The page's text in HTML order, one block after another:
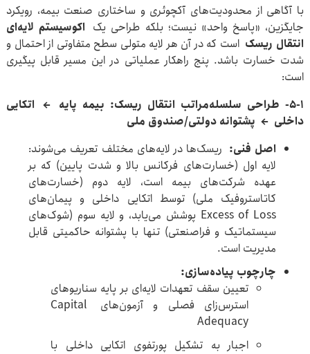
با آگاهی از محدودیت‌های آکچوئری و ساختاری صنعت بیمه، رویکرد
جایگزین، «پاسخ واحد» نیست؛ بلکه طراحی یک اکوسیستم لایه‌ای
انتقال ریسک است که در آن هر لایه متولی سطح متفاوتی از احتمال و
شدت خسارت باشد. پنج راهکار عملیاتی در این مسیر قابل پیگیری
است:
5-1- ط
راحی سلسله‌مراتب انتقال ریسک: بیمه پایه ← اتکایی
داخلی ← پشتوانه دولتی/صندوق ملی
اصل فنی: ریسک‌ها در لایه‌های مختلف تعریف می‌شوند:
لایه اول (خسارت‌های فرکانس بالا و شدت پایین) که بر
عهده شرکت‌های بیمه است، لایه دوم (خسارت‌های
کاتاستروفیک ملی) توسط اتکایی داخلی و پیمان‌های
Excess of Loss پوشش می‌یابد، و لایه سوم (شوک‌های
سیستماتیک و فراصنعتی) تنها با پشتوانه حاکمیتی قابل
مدیریت است.
چارچوب پیاده‌سازی:
تعیین سقف تعهدات لایه‌ای بر پایه سناریوهای
استرس‌زای فصلی و آزمون‌های Capital
Adequacy
اجبار به تشکیل پورتفوی اتکایی داخلی با